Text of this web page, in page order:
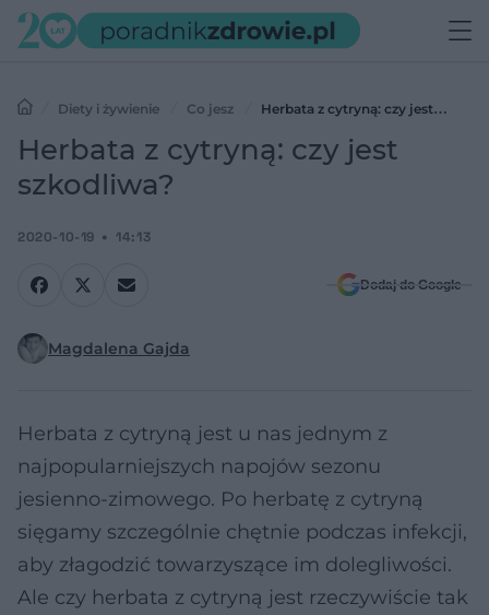
Diety i żywienie Co jesz
Herbata z cytryną: czy jest
szkodliwa?
Herbata z cytryną: czy jest
szkodliwa?
2020-10-19 14:13
Dodaj do Google
Magdalena Gajda
Herbata z cytryną jest u nas jednym z
najpopularniejszych napojów sezonu
jesienno-zimowego. Po herbatę z cytryną
sięgamy szczególnie chętnie podczas infekcji,
aby złagodzić towarzyszące im dolegliwości.
Ale czy herbata z cytryną jest rzeczywiście tak